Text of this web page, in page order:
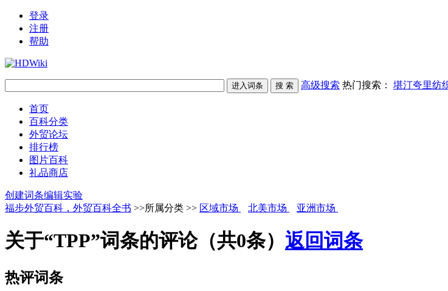
登录
注册
帮助
高级搜索 热门搜索： 堪汀夸里纺
首页
百科分类
外贸论坛
排行榜
图片百科
礼品商店
创建词条编辑实验
福步外贸百科，外贸百科全书 >>所属分类 >> 区域市场 北美市场 亚洲市场
关于“TPP”词条的评论（共0条） 返回词条
热评词条